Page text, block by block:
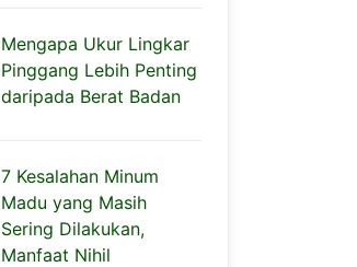
Mengapa Ukur Lingkar
Pinggang Lebih Penting
daripada Berat Badan
7 Kesalahan Minum
Madu yang Masih
Sering Dilakukan,
Manfaat Nihil